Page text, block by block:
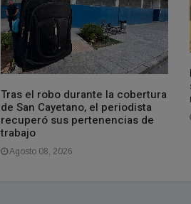
Tras el robo durante la cobertura
de San Cayetano, el periodista
recuperó sus pertenencias de
trabajo
Agosto 08, 2026